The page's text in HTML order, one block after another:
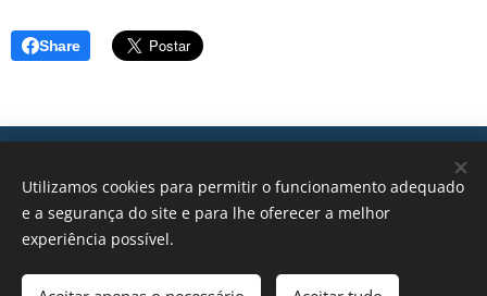
Share
geral@transicoes.pt
Utilizamos cookies para permitir o funcionamento adequado
e a segurança do site e para lhe oferecer a melhor
experiência possível.